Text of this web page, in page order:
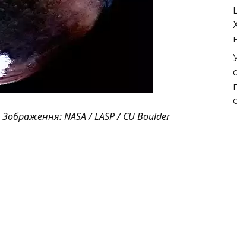
Зображення: NASA / LASP / CU Boulder